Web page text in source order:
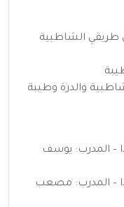
طريقي الشاطبية
والدرة وطيبة
– المدرب: يوسف
– المدرب: مصعب